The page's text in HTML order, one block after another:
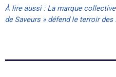
À lire aussi : La marque
de Saveurs » défend le terroir